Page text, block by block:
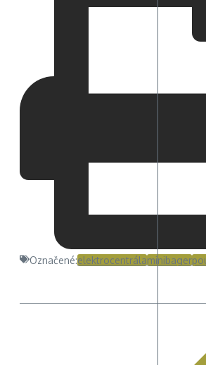
Označené:elektrocentrálaminibager